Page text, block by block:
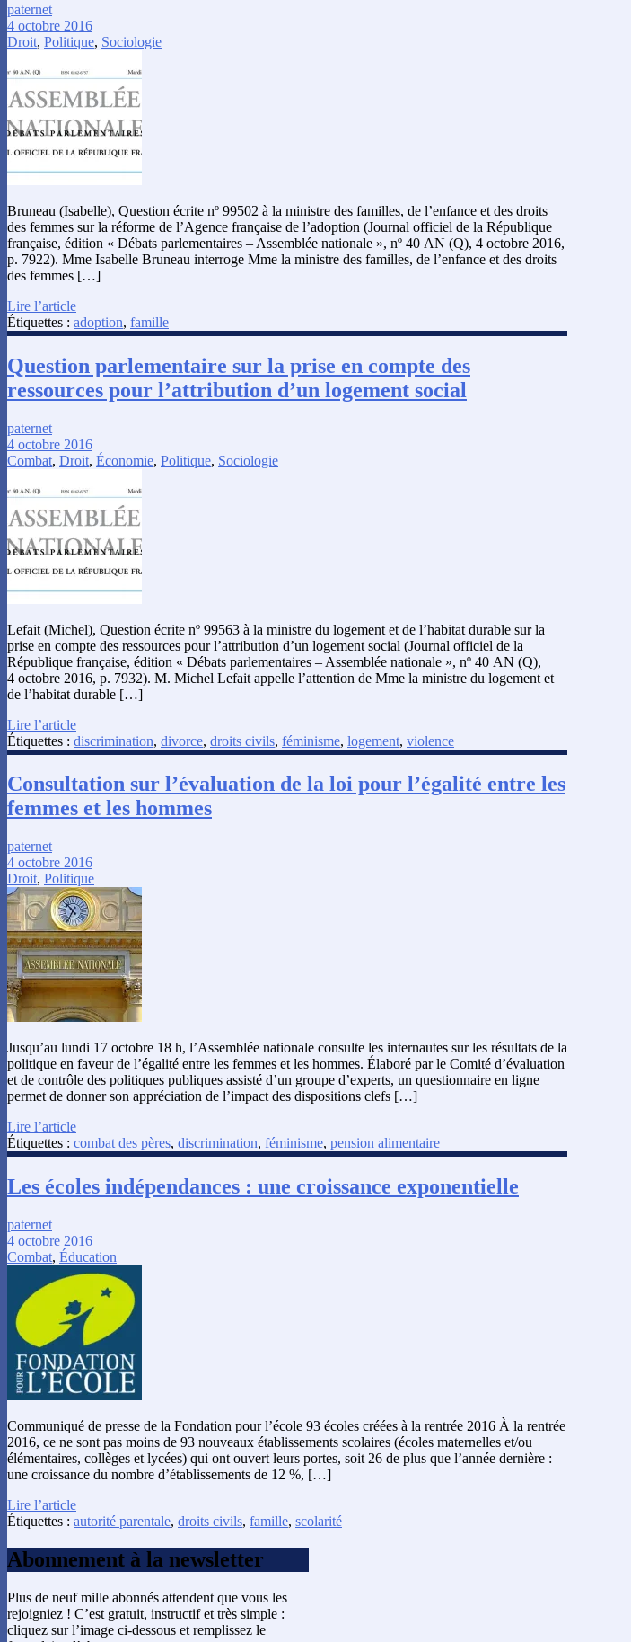
paternet
4 octobre 2016
Droit, Politique, Sociologie
Bruneau (Isabelle), Question écrite nº 99502 à la ministre des familles, de l’enfance et des droits
des femmes sur la réforme de l’Agence française de l’adoption (Journal officiel de la République
française, édition « Débats parlementaires – Assemblée nationale », nº 40 AN (Q), 4 octobre 2016,
p. 7922). Mme Isabelle Bruneau interroge Mme la ministre des familles, de l’enfance et des droits
des femmes […]
Lire l’article
Étiquettes : adoption, famille
Question parlementaire sur la prise en compte des
ressources pour l’attribution d’un logement social
paternet
4 octobre 2016
Combat, Droit, Économie, Politique, Sociologie
Lefait (Michel), Question écrite nº 99563 à la ministre du logement et de l’habitat durable sur la
prise en compte des ressources pour l’attribution d’un logement social (Journal officiel de la
République française, édition « Débats parlementaires – Assemblée nationale », nº 40 AN (Q),
4 octobre 2016, p. 7932). M. Michel Lefait appelle l’attention de Mme la ministre du logement et
de l’habitat durable […]
Lire l’article
Étiquettes : discrimination, divorce, droits civils, féminisme, logement, violence
Consultation sur l’évaluation de la loi pour l’égalité entre les
femmes et les hommes
paternet
4 octobre 2016
Droit, Politique
Jusqu’au lundi 17 octobre 18 h, l’Assemblée nationale consulte les internautes sur les résultats de la
politique en faveur de l’égalité entre les femmes et les hommes. Élaboré par le Comité d’évaluation
et de contrôle des politiques publiques assisté d’un groupe d’experts, un questionnaire en ligne
permet de donner son appréciation de l’impact des dispositions clefs […]
Lire l’article
Étiquettes : combat des pères, discrimination, féminisme, pension alimentaire
Les écoles indépendances : une croissance exponentielle
paternet
4 octobre 2016
Combat, Éducation
Communiqué de presse de la Fondation pour l’école 93 écoles créées à la rentrée 2016 À la rentrée
2016, ce ne sont pas moins de 93 nouveaux établissements scolaires (écoles maternelles et/ou
élémentaires, collèges et lycées) qui ont ouvert leurs portes, soit 26 de plus que l’année dernière :
une croissance du nombre d’établissements de 12 %, […]
Lire l’article
Étiquettes : autorité parentale, droits civils, famille, scolarité
Abonnement à la newsletter
Plus de neuf mille abonnés attendent que vous les
rejoigniez ! C’est gratuit, instructif et très simple :
cliquez sur l’image ci-dessous et remplissez le